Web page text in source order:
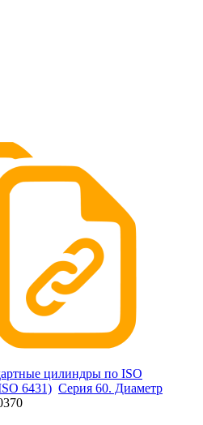
цилиндры по ISO
6431) Серия 60. Диаметр